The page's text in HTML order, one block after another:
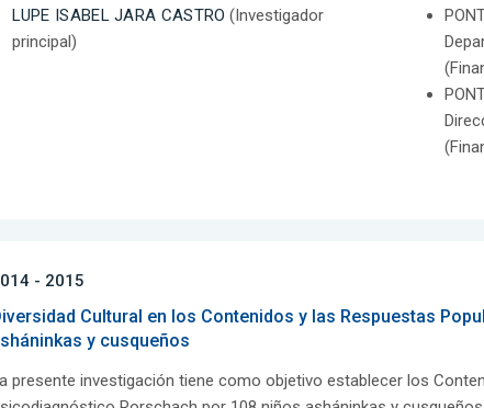
LUPE ISABEL JARA CASTRO (Investigador
principal)
- 2015
Cultural en los Contenidos y las Respuestas
y cusqueños
presente investigación tiene como objetivo establecer los